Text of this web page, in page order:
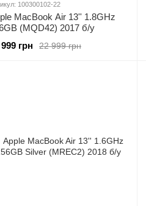
100300102-22
MacBook Air 13'' 1.8GHz
(MQD42) 2017 б/у
22 999 грн
грн